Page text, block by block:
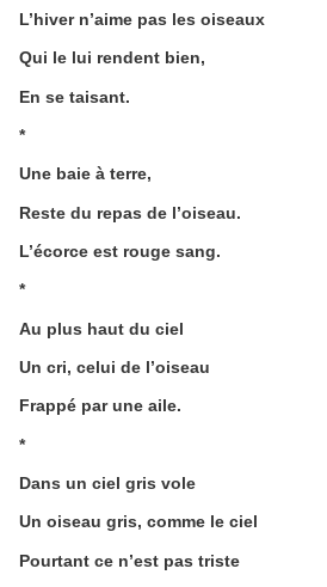
L’hiver n’aime pas les oiseaux
Qui le lui rendent bien,
En se taisant.
*
Une baie à terre,
Reste du repas de l’oiseau.
L’écorce est rouge sang.
*
Au plus haut du ciel
Un cri, celui de l’oiseau
Frappé par une aile.
*
Dans un ciel gris vole
Un oiseau gris, comme le ciel
Pourtant ce n’est pas triste